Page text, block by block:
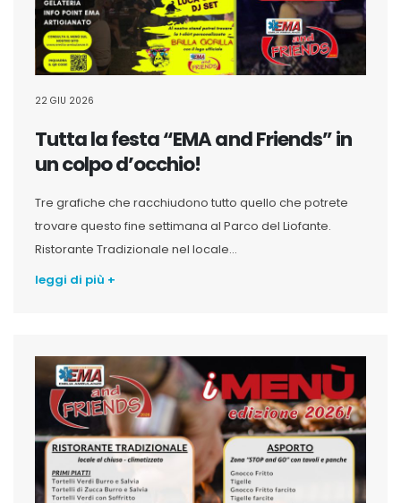
22 GIU 2026
Tutta la festa “EMA and Friends” in
un colpo d’occhio!
Tre grafiche che racchiudono tutto quello che potrete
trovare questo fine settimana al Parco del Liofante.
Ristorante Tradizionale nel locale...
leggi di più +